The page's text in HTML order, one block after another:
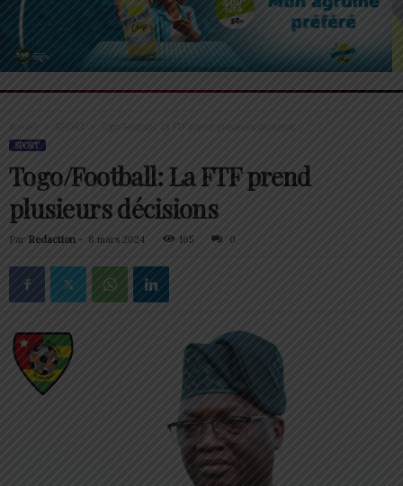
Accueil Togo/Football: La FTF prend plusieurs décisions
SPORT
Togo/Football: La FTF prend
plusieurs décisions
Par Redaction - 8 mars 2024 165 0